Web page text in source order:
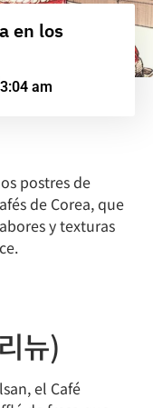
en los
3:04 am
postres de
de Corea, que
y texturas
뉴)
el Café